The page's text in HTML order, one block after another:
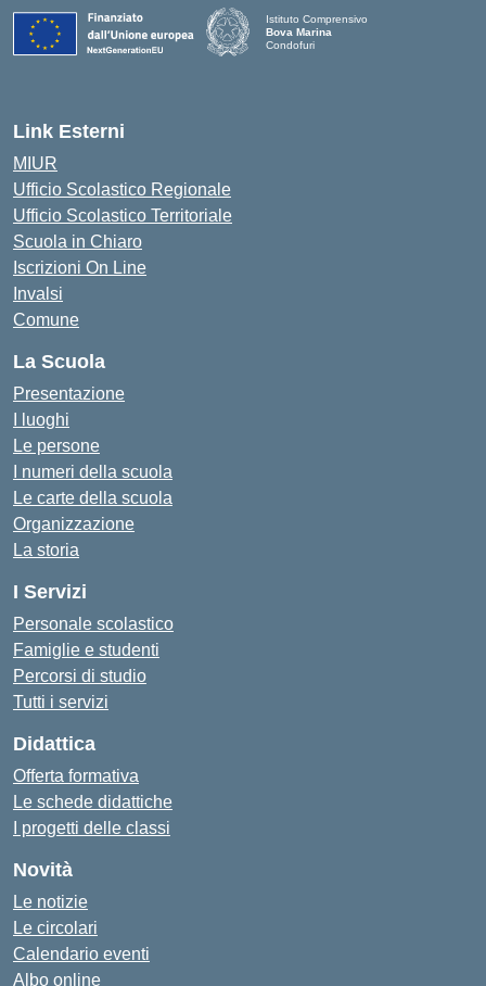
Istituto Comprensivo
Bova Marina
Condofuri
Link Esterni
MIUR
Ufficio Scolastico Regionale
Ufficio Scolastico Territoriale
Scuola in Chiaro
Iscrizioni On Line
Invalsi
Comune
La Scuola
Presentazione
I luoghi
Le persone
I numeri della scuola
Le carte della scuola
Organizzazione
La storia
I Servizi
Personale scolastico
Famiglie e studenti
Percorsi di studio
Tutti i servizi
Didattica
Offerta formativa
Le schede didattiche
I progetti delle classi
Novità
Le notizie
Le circolari
Calendario eventi
Albo online